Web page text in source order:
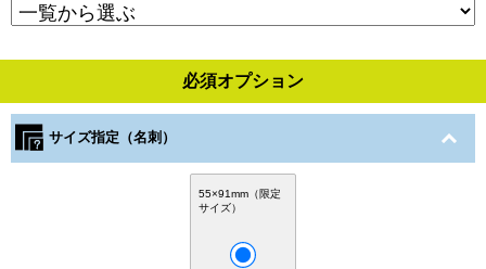
必須オプション
サイズ指定（名刺）
55×91mm（限定
サイズ）